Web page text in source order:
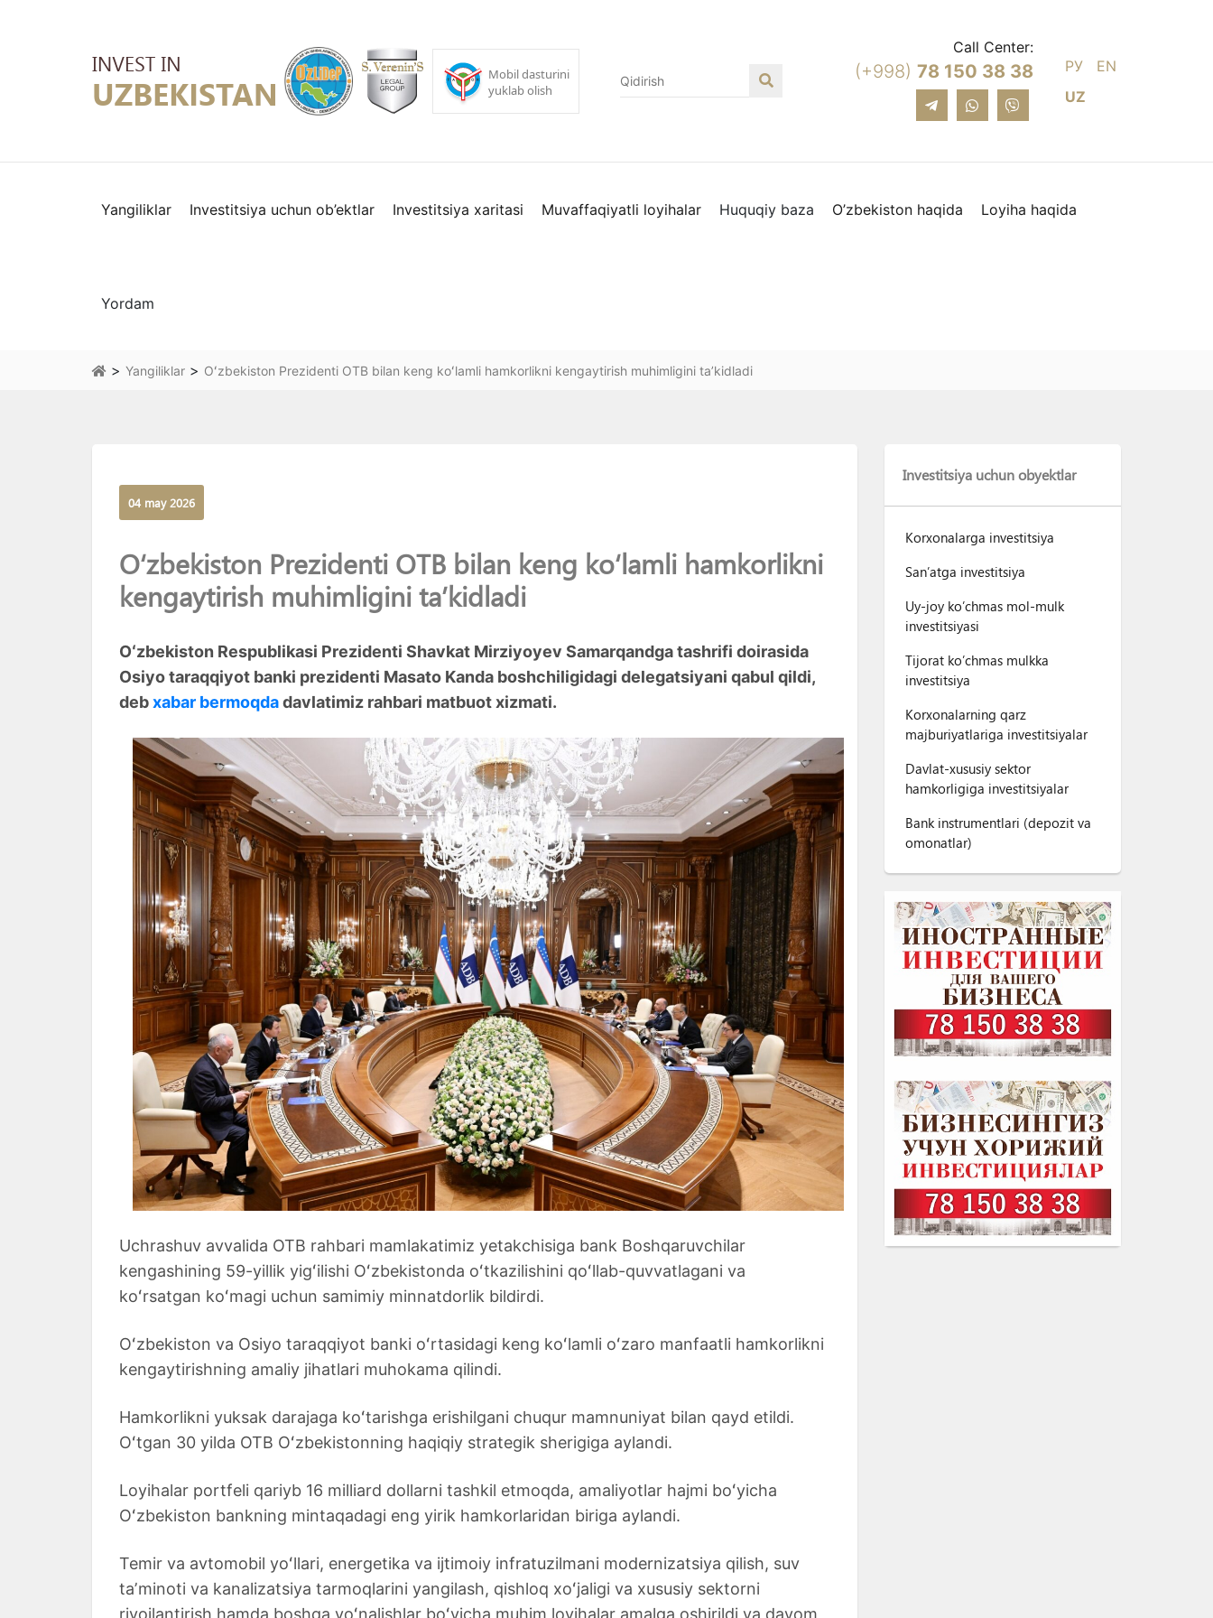
Call Center:
(+998) 78 150 38 38 РУ
EN
UZ
Yangiliklar Investitsiya uchun ob’ektlar Investitsiya xaritasi Muvaffaqiyatli loyihalar Huquqiy baza O’zbekiston haqida Loyiha haqida
Yordam
> Yangiliklar > Oʻzbekiston Prezidenti OTB bilan keng koʻlamli hamkorlikni kengaytirish muhimligini taʼkidladi
04 may 2026
Oʻzbekiston Prezidenti OTB bilan keng koʻlamli hamkorlikni
kengaytirish muhimligini taʼkidladi
Oʻzbekiston Respublikasi Prezidenti Shavkat Mirziyoyev Samarqandga tashrifi doirasida
Osiyo taraqqiyot banki prezidenti Masato Kanda boshchiligidagi delegatsiyani qabul qildi,
debxabar bermoqdadavlatimiz rahbari matbuot xizmati.
Uchrashuv avvalida OTB rahbari mamlakatimiz yetakchisiga bank Boshqaruvchilar
kengashining 59-yillik yigʻilishi Oʻzbekistonda oʻtkazilishini qoʻllab-quvvatlagani va
koʻrsatgan koʻmagi uchun samimiy minnatdorlik bildirdi.
Oʻzbekiston va Osiyo taraqqiyot banki oʻrtasidagi keng koʻlamli oʻzaro manfaatli hamkorlikni
kengaytirishning amaliy jihatlari muhokama qilindi.
Hamkorlikni yuksak darajaga koʻtarishga erishilgani chuqur mamnuniyat bilan qayd etildi.
Oʻtgan 30 yilda OTB Oʻzbekistonning haqiqiy strategik sherigiga aylandi.
Loyihalar portfeli qariyb 16 milliard dollarni tashkil etmoqda, amaliyotlar hajmi boʻyicha
Oʻzbekiston bankning mintaqadagi eng yirik hamkorlaridan biriga aylandi.
Temir va avtomobil yoʻllari, energetika va ijtimoiy infratuzilmani modernizatsiya qilish, suv
taʼminoti va kanalizatsiya tarmoqlarini yangilash, qishloq xoʻjaligi va xususiy sektorni
Investitsiya uchun obyektlar
Korxonalarga investitsiya
San’atga investitsiya
Uy-joy ko’chmas mol-mulk
investitsiyasi
Tijorat ko’chmas mulkka
investitsiya
Korxonalarning qarz
majburiyatlariga investitsiyalar
Davlat-xususiy sektor
hamkorligiga investitsiyalar
Bank instrumentlari (depozit va
omonatlar)